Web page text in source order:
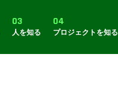
03
人を知る
04
プロジェクトを知る